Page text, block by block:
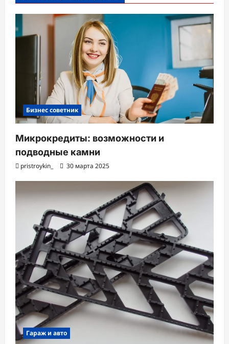
Бизнес советник
Микрокредиты: возможности и
подводные камни
pristroykin_ 30 марта 2025
Гараж и авто